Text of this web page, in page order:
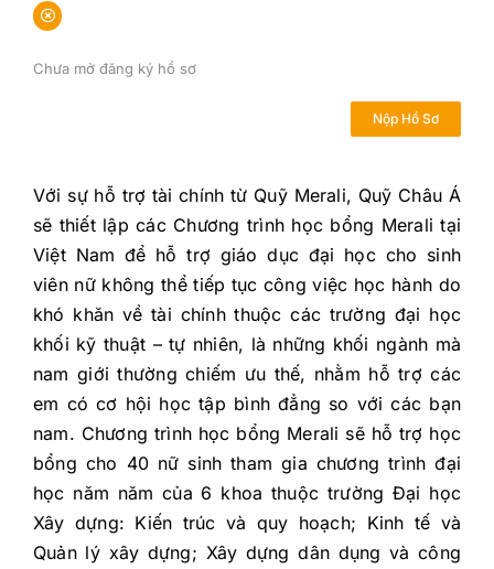
Chưa mở đăng ký hồ sơ
Nộp Hồ Sơ
Với sự hỗ trợ tài chính từ Quỹ Merali, Quỹ Châu Á
sẽ thiết lập các Chương trình học bổng Merali tại
Việt Nam để hỗ trợ giáo dục đại học cho sinh
viên nữ không thể tiếp tục công việc học hành do
khó khăn về tài chính thuộc các trường đại học
khối kỹ thuật – tự nhiên, là những khối ngành mà
nam giới thường chiếm ưu thế, nhằm hỗ trợ các
em có cơ hội học tập bình đẳng so với các bạn
nam. Chương trình học bổng Merali sẽ hỗ trợ học
bổng cho 40 nữ sinh tham gia chương trình đại
học năm năm của 6 khoa thuộc trường Đại học
Xây dựng: Kiến trúc và quy hoạch; Kinh tế và
Quản lý xây dựng; Xây dựng dân dụng và công